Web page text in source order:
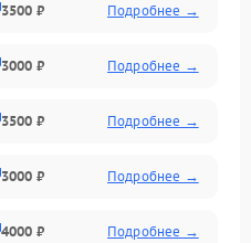
3500 ₽ Подробнее →
3000 ₽ Подробнее →
3500 ₽ Подробнее →
3000 ₽ Подробнее →
4000 ₽ Подробнее →